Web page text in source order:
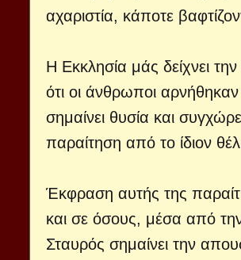
αχαριστία, κάποτε
Η Εκκλησία μάς δείχνει
ότι οι άνθρωποι
σημαίνει θυσία και
παραίτηση από το ίδιον
Έκφραση αυτής της
και σε όσους, μέσα από την
Σταυρός σημαίνει την